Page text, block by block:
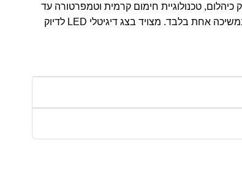
טכנולוגיית חימום קרמית וטמפרטורה עד
235 מעלות – מבטיח החלקה מושלמת במשיכה אחת בלבד. מצויד בצג דיגיטלי LED לדיוק